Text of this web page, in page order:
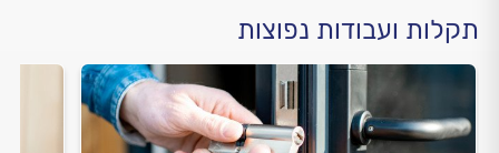
תקלות ועבודות נפוצות